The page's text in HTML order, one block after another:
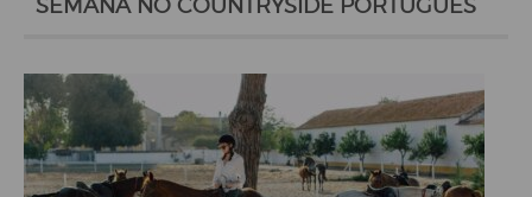
SEMANA NO COUNTRYSIDE PORTUGUÊS